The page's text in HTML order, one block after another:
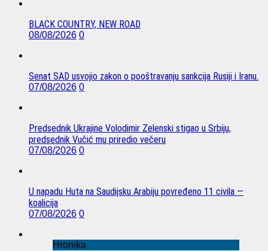
BLACK COUNTRY, NEW ROAD
08/08/2026 0
Senat SAD usvojio zakon o pooštravanju sankcija Rusiji i Iranu.
07/08/2026 0
Predsednik Ukrajine Volodimir Zelenski stigao u Srbiju,
predsednik Vučić mu priredio večeru
07/08/2026 0
U napadu Huta na Saudijsku Arabiju povređeno 11 civila —
koalicija
07/08/2026 0
Hronika